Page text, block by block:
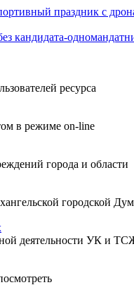
праздник с
кандидата-
ресурса
в режиме on-line
города и области
городской
деятельности УК и